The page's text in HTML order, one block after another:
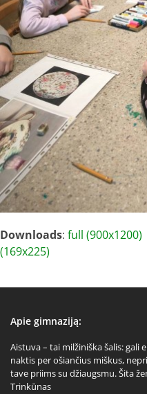
Downloads: full (900x1200)
(169x225)
Apie gimnaziją:
Aistuva – tai milžiniška šalis: gali
naktis per ošiančius miškus,
tave priims su džiaugsmu. Šita
Trinkūnas